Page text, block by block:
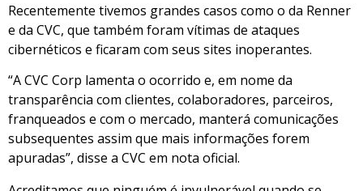
Recentemente tivemos grandes casos como o da Renner
e da CVC, que também foram vítimas de ataques
cibernéticos e ficaram com seus sites inoperantes.
“A CVC Corp lamenta o ocorrido e, em nome da
transparência com clientes, colaboradores, parceiros,
franqueados e com o mercado, manterá comunicações
subsequentes assim que mais informações forem
apuradas”, disse a CVC em nota oficial.